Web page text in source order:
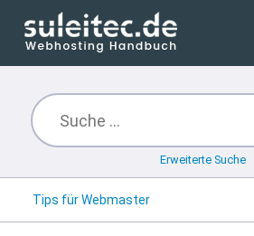
Erweiterte Suche
Tips für Webmaster